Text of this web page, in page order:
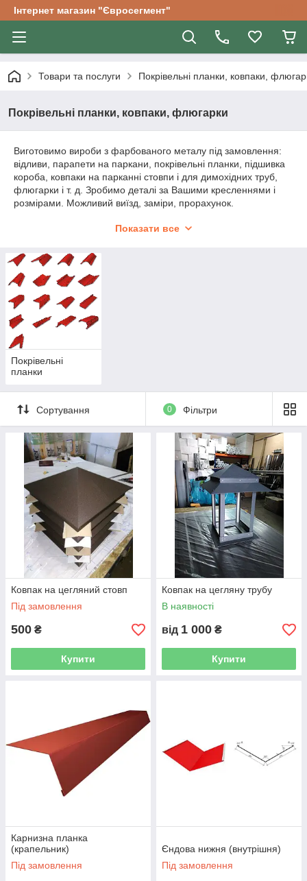
Інтернет магазин "Євросегмент"
Товари та послуги Покрівельні планки, ковпаки,
Покрівельні планки, ковпаки, флюгарки
Виготовимо вироби з фарбованого металу під замовлення:
відливи, парапети на паркани, покрівельні планки, підшивка
короба, ковпаки на парканні стовпи і для димохідних труб,
флюгарки і т. д. Зробимо деталі за Вашими кресленнями і
розмірами. Можливий виїзд, заміри, прорахунок.
замовити будь-яку деталь за своїм кресленням або малюнку,
2мп., можливість виготовлення деталей довше
обговорюється. Можемо виготовити комплектуючі в колір
Вашої покрівлі, огорожі, вікон.
З будь-яких питань можна телефонуйте, пишіть на пошту.
Показати все
Покрівельні
планки
Сортування 0 Фільтри
Ковпак на цегляний стовп
Під замовлення
500 ₴
Купити
Ковпак на цегляну трубу
В наявності
від 1 000 ₴
Купити
Карнизна планка
(крапельник)
Під замовлення
Єндова нижня (внутрішня)
Під замовлення